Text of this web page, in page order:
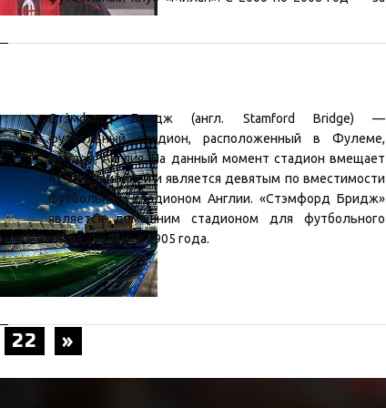
португальскую «Бенфику». Игровой номер — 10.
Стэ́мфорд Бридж (англ. Stamford Bridge) —
футбольный стадион, расположенный в Фулеме,
Лондон, Англия. На данный момент стадион вмещает
41 841 зрителей и является девятым по вместимости
футбольным стадионом Англии. «Стэмфорд Бридж»
является домашним стадионом для футбольного
клуба «Челси» с 1905 года.
22 »